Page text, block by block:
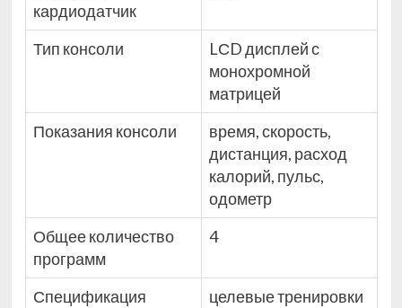
кардиодатчик
Тип консоли
LСD дисплей с
монохромной
матрицей
Показания консоли
время, скорость,
дистанция, расход
калорий, пульс,
одометр
Общее количество
программ
4
Спецификация
целевые тренировки